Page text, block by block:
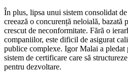
În plus, lipsa unui sistem consolidat
creează o concurență neloială, bazată
crescut de neconformitate. Fără o
companiilor, este dificil de asigurat
publice complexe. Igor Malai a pledat
sistem de certificare care să
pentru dezvoltare.